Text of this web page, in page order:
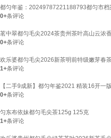
都匀年鉴：20249787221188793都匀市
0+条评论
茗中翠都匀毛尖2024茶贵州茶叶高山云浓
0+条评论
欢乐婆都匀毛尖2026新茶明前特级嫩芽春
1+条评论
【二手9成新】都匀年鉴2021 精装16开一
0+条评论
匀东布依妹都匀毛尖茶125g 125克
1+条评论